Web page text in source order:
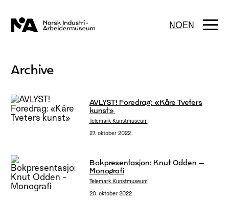
innhold
NOEN
Archive
AVLYST! Foredrag: «Kåre Tveters
kunst»
Telemark Kunstmuseum
27. oktober 2022
Bokpresentasjon: Knut Odden –
Monografi
Telemark Kunstmuseum
20. oktober 2022